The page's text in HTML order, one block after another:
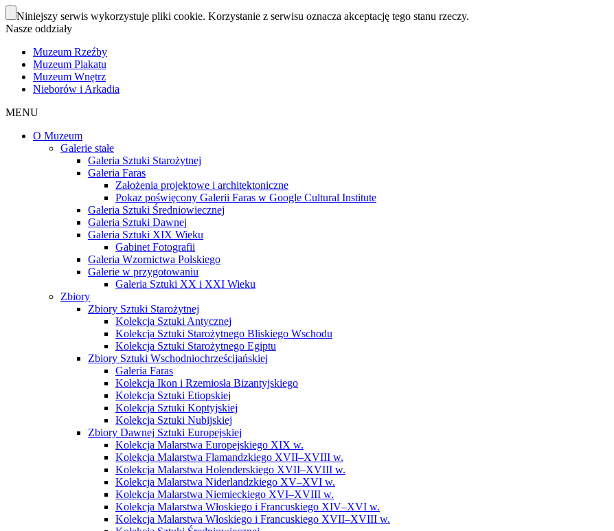
Niniejszy serwis wykorzystuje pliki cookie. Korzystanie z serwisu oznacza akceptację tego stanu rzeczy.
Nasze oddziały
Muzeum Rzeźby
Muzeum Plakatu
Muzeum Wnętrz
Nieborów i Arkadia
MENU
O Muzeum
Galerie stałe
Galeria Sztuki Starożytnej
Galeria Faras
Założenia projektowe i architektoniczne
Pokaz poświęcony Galerii Faras w Google Cultural Institute
Galeria Sztuki Średniowiecznej
Galeria Sztuki Dawnej
Galeria Sztuki XIX Wieku
Gabinet Fotografii
Galeria Wzornictwa Polskiego
Galerie w przygotowaniu
Galeria Sztuki XX i XXI Wieku
Zbiory
Zbiory Sztuki Starożytnej
Kolekcja Sztuki Antycznej
Kolekcja Sztuki Starożytnego Bliskiego Wschodu
Kolekcja Sztuki Starożytnego Egiptu
Zbiory Sztuki Wschodniochrześcijańskiej
Galeria Faras
Kolekcja Ikon i Rzemiosła Bizantyjskiego
Kolekcja Sztuki Etiopskiej
Kolekcja Sztuki Koptyjskiej
Kolekcja Sztuki Nubijskiej
Zbiory Dawnej Sztuki Europejskiej
Kolekcja Malarstwa Europejskiego XIX w.
Kolekcja Malarstwa Flamandzkiego XVII–XVIII w.
Kolekcja Malarstwa Holenderskiego XVII–XVIII w.
Kolekcja Malarstwa Niderlandzkiego XV–XVI w.
Kolekcja Malarstwa Niemieckiego XVI–XVIII w.
Kolekcja Malarstwa Włoskiego i Francuskiego XIV–XVI w.
Kolekcja Malarstwa Włoskiego i Francuskiego XVII–XVIII w.